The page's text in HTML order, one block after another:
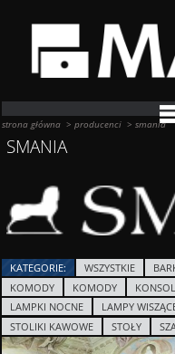
strona główna >producenci >smania
SMANIA
KATEGORIE: WSZYSTKIE
KOMODY
KOMODY
LAMPKI NOCNE
LAMPY
STOLIKI KAWOWE
STOŁY